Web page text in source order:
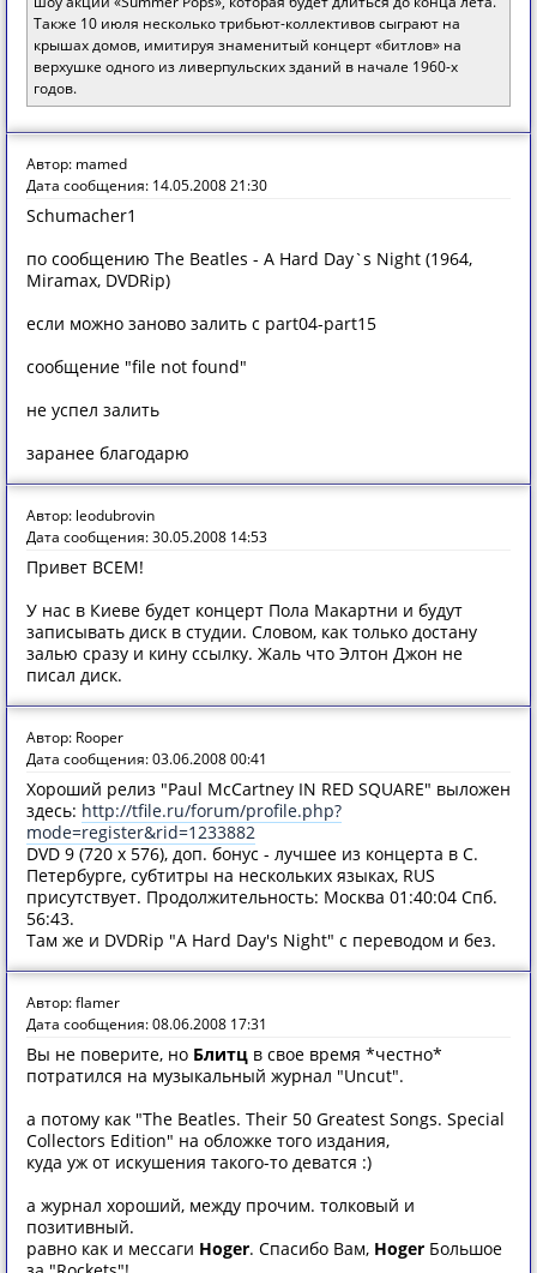
Также 10 июля несколько трибьют-коллективов сыграют на
крышах домов, имитируя знаменитый концерт «битлов» на
верхушке одного из ливерпульских зданий в начале 1960-х
годов.
Автор: mamed
Дата сообщения: 14.05.2008 21:30
Schumacher1
по сообщению The Beatles - A Hard Day`s Night (1964,
Miramax, DVDRip)
если можно заново залить с part04-part15
сообщение "file not found"
не успел залить
заранее благодарю
Автор: leodubrovin
Дата сообщения: 30.05.2008 14:53
Привет ВСЕМ!
У нас в Киеве будет концерт Пола Макартни и будут
записывать диск в студии. Словом, как только достану
залью сразу и кину ссылку. Жаль что Элтон Джон не
писал диск.
Автор: Rooper
Дата сообщения: 03.06.2008 00:41
Хороший релиз "Paul McCartney IN RED SQUARE" выложен
здесь: http://tfile.ru/forum/profile.php?
mode=register&rid=1233882
DVD 9 (720 x 576), доп. бонус - лучшее из концерта в С.
Петербурге, субтитры на нескольких языках, RUS
присутствует. Продолжительность: Москва 01:40:04 Спб.
56:43.
Там же и DVDRip "A Hard Day's Night" с переводом и без.
Автор: flamer
Дата сообщения: 08.06.2008 17:31
Вы не поверите, но Блитц в свое время *честно*
потратился на музыкальный журнал "Uncut".
а потому как "The Beatles. Their 50 Greatest Songs. Special
Collectors Edition" на обложке того издания,
куда уж от искушения такого-то деватся :)
а журнал хороший, между прочим. толковый и
позитивный.
равно как и мессаги Hoger. Спасибо Вам, Hoger Большое